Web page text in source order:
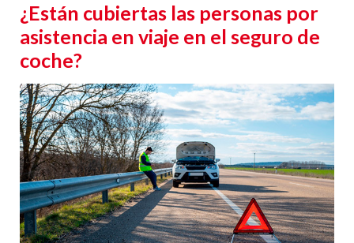
¿Están cubiertas las personas por
asistencia en viaje en el seguro de
coche?